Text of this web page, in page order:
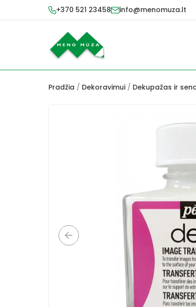
+370 521 23458 info@menomuza.lt
Pradžia / Dekoravimui / Dekupažas ir